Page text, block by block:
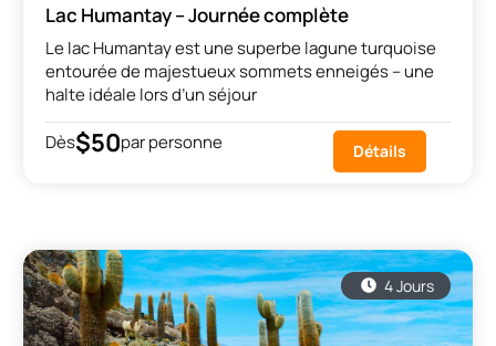
Lac Humantay – Journée complète
Le lac Humantay est une superbe lagune turquoise
entourée de majestueux sommets enneigés – une
halte idéale lors d’un séjour
Dès$50par personne Détails
4 Jours